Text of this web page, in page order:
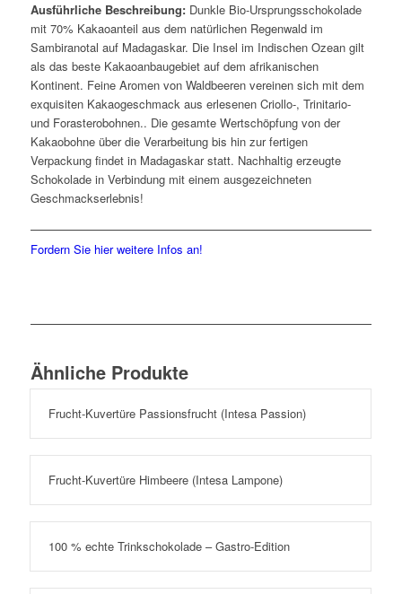
Ausführliche Beschreibung:Dunkle Bio-Ursprungsschokolade
mit 70% Kakaoanteil aus dem natürlichen Regenwald im
Sambiranotal auf Madagaskar. Die Insel im Indischen Ozean gilt
als das beste Kakaoanbaugebiet auf dem afrikanischen
Kontinent. Feine Aromen von Waldbeeren vereinen sich mit dem
exquisiten Kakaogeschmack aus erlesenen Criollo-, Trinitario-
und Forasterobohnen.. Die gesamte Wertschöpfung von der
Kakaobohne über die Verarbeitung bis hin zur fertigen
Verpackung findet in Madagaskar statt. Nachhaltig erzeugte
Schokolade in Verbindung mit einem ausgezeichneten
Geschmackserlebnis!
Fordern Sie hier weitere Infos an!
Ähnliche Produkte
Frucht-Kuvertüre Passionsfrucht (Intesa Passion)
Frucht-Kuvertüre Himbeere (Intesa Lampone)
100 % echte Trinkschokolade – Gastro-Edition